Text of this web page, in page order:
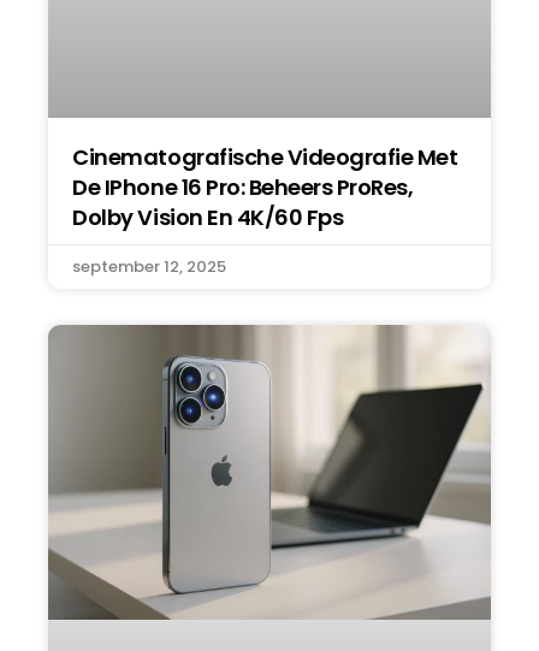
Cinematografische Videografie Met
De IPhone 16 Pro: Beheers ProRes,
Dolby Vision En 4K/60 Fps
september 12, 2025